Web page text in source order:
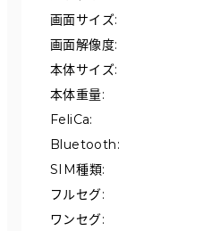
画面サイズ:
画面解像度:
本体サイズ:
本体重量:
FeliCa:
Bluetooth:
SIM種類:
フルセグ:
ワンセグ: